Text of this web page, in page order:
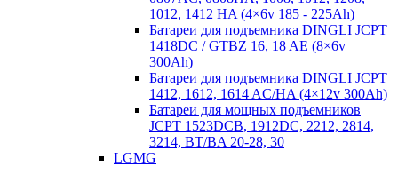
1012, 1412 HA (4×6v 185 - 225Ah)
Батареи для подъемника DINGLI JCPT
1418DC / GTBZ 16, 18 AE (8×6v
300Ah)
Батареи для подъемника DINGLI JCPT
1412, 1612, 1614 AC/HA (4×12v 300Ah)
Батареи для мощных подъемников
JCPT 1523DCB, 1912DC, 2212, 2814,
3214, BT/BA 20-28, 30
LGMG